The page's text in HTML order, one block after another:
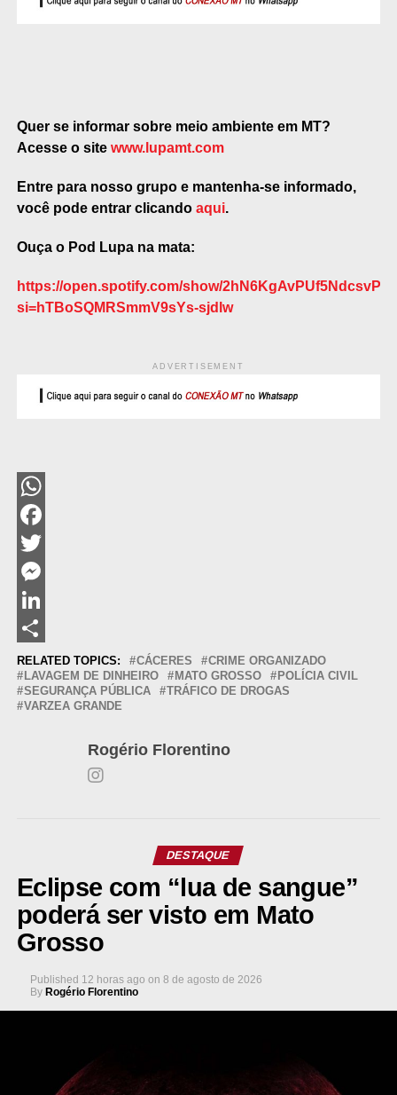
Quer se informar sobre meio ambiente em MT?
Acesse o site www.lupamt.com
Entre para nosso grupo e mantenha-se informado,
você pode entrar clicando aqui.
Ouça o Pod Lupa na mata:
https://open.spotify.com/show/
si=hTBoSQMRSmmV9sYs-sjdlw
ADVERTISEMENT
WhatsApp
Facebook
Twitter
Messenger
LinkedIn
Share
RELATED TOPICS: CÁCERES
CRIME ORGANIZADO
LAVAGEM DE DINHEIRO
MATO GROSSO
POLÍCIA CIVIL
SEGURANÇA PÚBLICA
TRÁFICO DE DROGAS
VARZEA GRANDE
Rogério Florentino
DESTAQUE
Eclipse com “lua de sangue”
poderá ser visto em Mato
Grosso
Published 12 horas ago on 8 de agosto de 2026
By Rogério Florentino